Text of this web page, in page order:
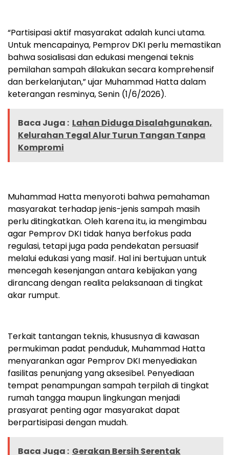
“Partisipasi aktif masyarakat adalah kunci utama.
Untuk mencapainya, Pemprov DKI perlu memastikan
bahwa sosialisasi dan edukasi mengenai teknis
pemilahan sampah dilakukan secara komprehensif
dan berkelanjutan,” ujar Muhammad Hatta dalam
keterangan resminya, Senin (1/6/2026).
Baca Juga : Lahan Diduga Disalahgunakan,
Kelurahan Tegal Alur Turun Tangan Tanpa
Kompromi
Muhammad Hatta menyoroti bahwa pemahaman
masyarakat terhadap jenis-jenis sampah masih
perlu ditingkatkan. Oleh karena itu, ia mengimbau
agar Pemprov DKI tidak hanya berfokus pada
regulasi, tetapi juga pada pendekatan persuasif
melalui edukasi yang masif. Hal ini bertujuan untuk
mencegah kesenjangan antara kebijakan yang
dirancang dengan realita pelaksanaan di tingkat
akar rumput.
Terkait tantangan teknis, khususnya di kawasan
permukiman padat penduduk, Muhammad Hatta
menyarankan agar Pemprov DKI menyediakan
fasilitas penunjang yang aksesibel. Penyediaan
tempat penampungan sampah terpilah di tingkat
rumah tangga maupun lingkungan menjadi
prasyarat penting agar masyarakat dapat
berpartisipasi dengan mudah.
Baca Juga : Gerakan Bersih Serentak